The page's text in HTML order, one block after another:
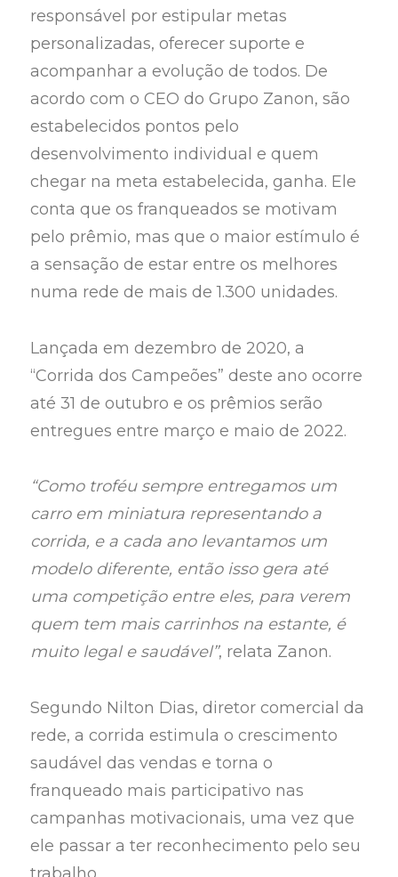
responsável por estipular metas
personalizadas, oferecer suporte e
acompanhar a evolução de todos. De
acordo com o CEO do Grupo Zanon, são
estabelecidos pontos pelo
desenvolvimento individual e quem
chegar na meta estabelecida, ganha. Ele
conta que os franqueados se motivam
pelo prêmio, mas que o maior estímulo é
a sensação de estar entre os melhores
numa rede de mais de 1.300 unidades.
Lançada em dezembro de 2020, a
“Corrida dos Campeões” deste ano ocorre
até 31 de outubro e os prêmios serão
entregues entre março e maio de 2022.
“Como troféu sempre entregamos um
carro em miniatura representando a
corrida, e a cada ano levantamos um
modelo diferente, então isso gera até
uma competição entre eles, para verem
quem tem mais carrinhos na estante, é
muito legal e saudável”, relata Zanon.
Segundo Nilton Dias, diretor comercial da
rede, a corrida estimula o crescimento
saudável das vendas e torna o
franqueado mais participativo nas
campanhas motivacionais, uma vez que
ele passar a ter reconhecimento pelo seu
trabalho.